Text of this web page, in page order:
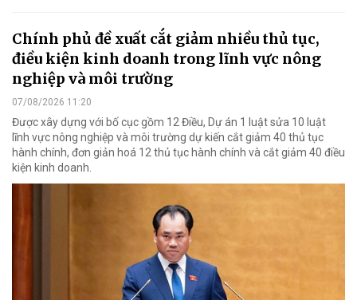
Chính phủ đề xuất cắt giảm nhiều thủ tục,
điều kiện kinh doanh trong lĩnh vực nông
nghiệp và môi trường
07/08/2026 11:20
Được xây dựng với bố cục gồm 12 Điều, Dự án 1 luật sửa 10 luật
lĩnh vực nông nghiệp và môi trường dự kiến cắt giảm 40 thủ tục
hành chính, đơn giản hoá 12 thủ tục hành chính và cắt giảm 40 điều
kiện kinh doanh.